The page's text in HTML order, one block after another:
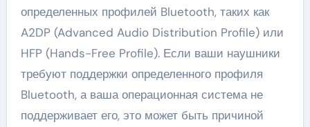
определенных профилей Bluetooth, таких как
A2DP (Advanced Audio Distribution Profile) или
HFP (Hands-Free Profile). Если ваши наушники
требуют поддержки определенного профиля
Bluetooth, а ваша операционная система не
поддерживает его, это может быть причиной